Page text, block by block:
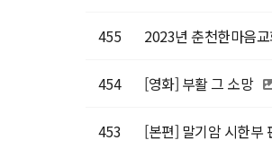
455 2023년 춘천한마음
454 [영화] 부활 그 소망
453 [본편] 말기암 시한부